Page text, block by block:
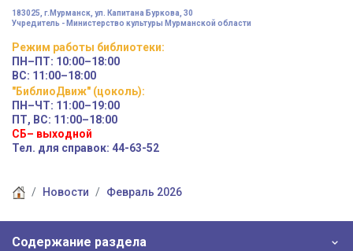
183025, г.Мурманск, ул. Капитана Буркова, 30
Учредитель - Министерство культуры Мурманской области
Режим работы библиотеки:
ПН–ПТ: 10:00–18:00
ВС: 11:00–18:00
"БиблиоДвиж" (цоколь):
ПН–ЧТ: 11:00–19:00
ПТ, ВС: 11:00–18:00
СБ– выходной
Тел. для справок: 44-63-52
Новости Февраль 2026
Содержание раздела